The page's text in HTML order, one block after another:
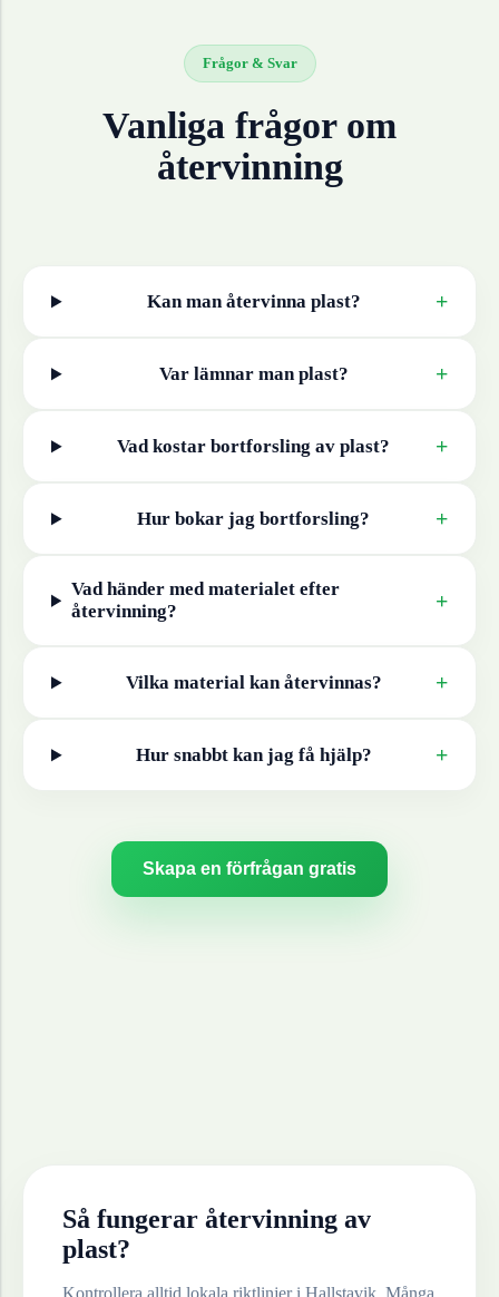
Frågor & Svar
Vanliga frågor om
återvinning
Kan man återvinna plast? +
Var lämnar man plast? +
Vad kostar bortforsling av plast? +
Hur bokar jag bortforsling? +
Vad händer med materialet efter
återvinning?
+
Vilka material kan återvinnas? +
Hur snabbt kan jag få hjälp? +
Skapa en förfrågan gratis
Så fungerar återvinning av
plast?